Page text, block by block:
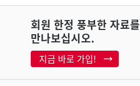
회원 한정 풍부한 자료를
만나보십시오.
지금 바로 가입!